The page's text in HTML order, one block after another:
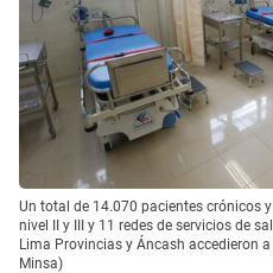
Un total de 14.070 pacientes crónicos
nivel II y III y 11 redes de servicios de
Lima Provincias y Áncash accedieron
Minsa)